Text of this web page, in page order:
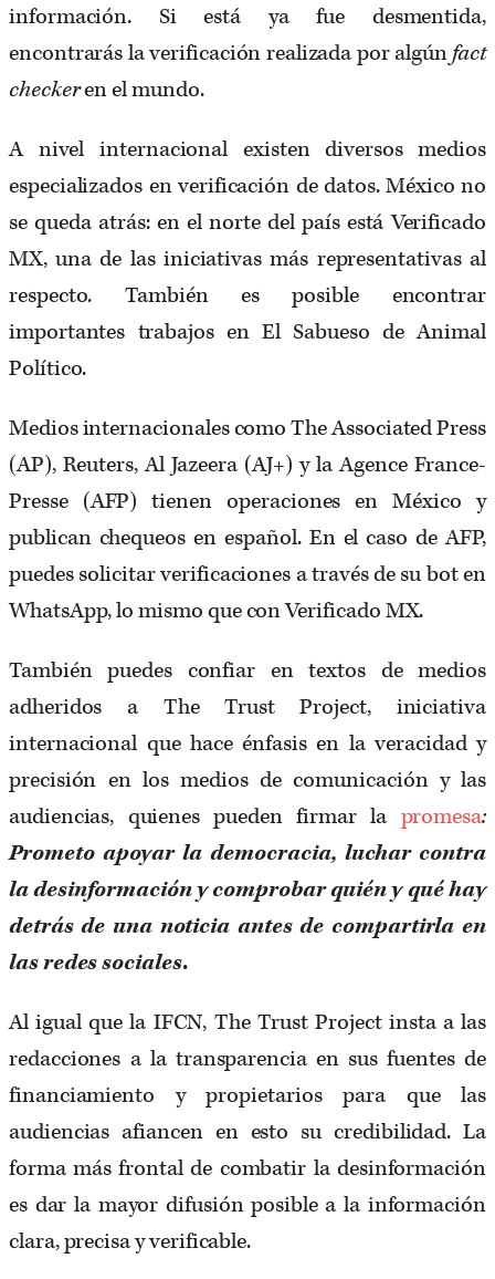
información. Si está ya fue desmentida,
encontrarás la verificación realizada por algúnfact
checkeren el mundo.
A nivel internacional existen diversos medios
especializados en verificación de datos. México no
se queda atrás: en el norte del país está Verificado
MX, una de las iniciativas más representativas al
respecto. También es posible encontrar
importantes trabajos en El Sabueso de Animal
Político.
Medios internacionales como The Associated Press
(AP), Reuters, Al Jazeera (AJ+) y la Agence France-
Presse (AFP) tienen operaciones en México y
publican chequeos en español. En el caso de AFP,
puedes solicitar verificaciones a través de su bot en
WhatsApp, lo mismo que con Verificado MX.
También puedes confiar en textos de medios
adheridos a The Trust Project, iniciativa
internacional que hace énfasis en la veracidad y
precisión en los medios de comunicación y las
audiencias, quienes pueden firmar la promesa:
Prometo apoyar la democracia, luchar contra
la desinformación y comprobar quién y quéhay
detrás de una noticia antes de compartirla en
las redes sociales.
Al igual que la IFCN, The Trust Project insta a las
redacciones a la transparencia en sus fuentes de
financiamiento y propietarios para que las
audiencias afiancen en esto su credibilidad. La
forma más frontal de combatir la desinformación
es dar la mayor difusión posible a la información
clara, precisa y verificable.